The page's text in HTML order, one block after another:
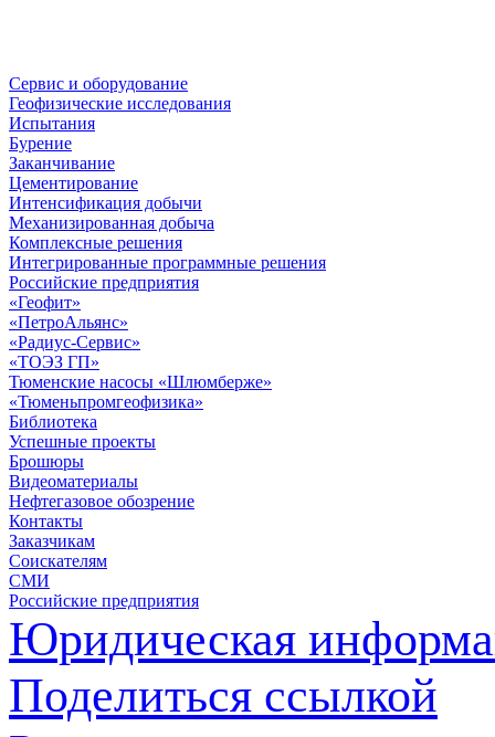
Сервис и оборудование
Геофизические исследования
Испытания
Бурение
Заканчивание
Цементирование
Интенсификация добычи
Механизированная добыча
Комплексные решения
Интегрированные программные решения
Российские предприятия
«Геофит»
«ПетроАльянс»
«Радиус-Сервис»
«ТОЭЗ ГП»
Тюменские насосы «Шлюмберже»
«Тюменьпромгеофизика»
Библиотека
Успешные проекты
Брошюры
Видеоматериалы
Нефтегазовое обозрение
Контакты
Заказчикам
Соискателям
СМИ
Российские предприятия
Юридическая
Поделиться ссылкой